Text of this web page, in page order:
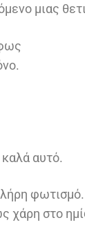
μιας
αυτό.
φωτισμό.
χάρη στο